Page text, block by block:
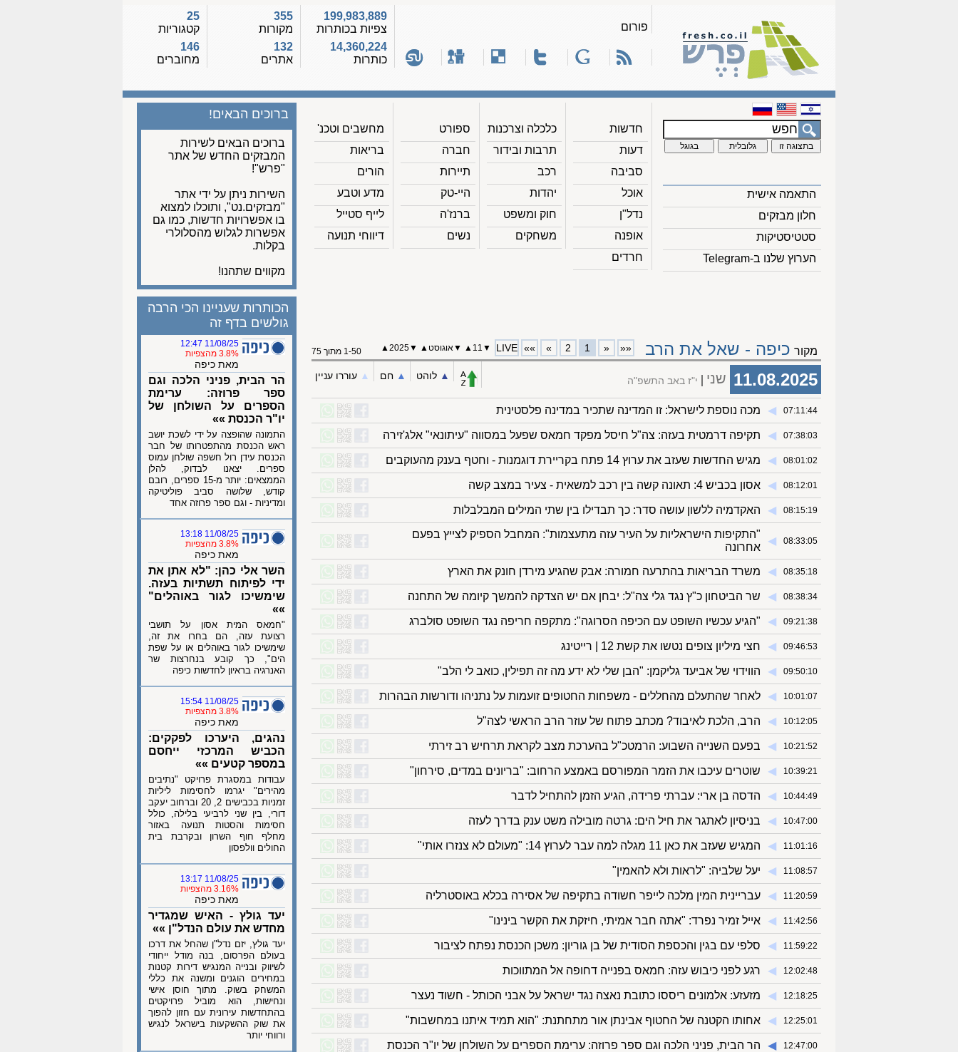
פורום
199,983,889
צפיות בכותרות
14,360,224
כותרות
355
מקורות
132
אתרים
25
קטגוריות
146
מחוברים
התאמה אישית
חלון מבזקים
סטטיסטיקות
הערוץ שלנו ב-Telegram
חדשות
דעות
סביבה
אוכל
נדל"ן
אופנה
חרדים
כלכלה וצרכנות
תרבות ובידור
רכב
יהדות
חוק ומשפט
משחקים
ספורט
חברה
תיירות
היי-טק
ברנז'ה
נשים
מחשבים וטכנ'
בריאות
הורים
מדע וטבע
לייף סטייל
דיווחי תנועה
ברוכים הבאים!
ברוכים הבאים לשירות
המבזקים החדש של אתר
"פרש"!
השירות ניתן על ידי אתר
"מבזקים.נט", ותוכלו למצוא
בו אפשרויות חדשות, כמו גם
אפשרות לגלוש מהסלולרי
בקלות.
מקווים שתהנו!
מקור כיפה - שאל את הרב ««
«
1
2
»
»»
LIVE
▼
11
▲
▼אוגוסט ▲
▼
2025▲ 1-50 מתוך 75
11.08.2025 שני י"ז באב התשפ"ה ▲︎ לוהט ▲︎ חם ▲︎ עוררו עניין
07:11:44
◀︎ מכה נוספת לישראל: זו המדינה שתכיר במדינה פלסטינית
07:38:03
◀︎ תקיפה דרמטית בעזה: צה"ל חיסל מפקד חמאס שפעל במסווה "עיתונאי" אלג'זירה
08:01:02
◀︎ מגיש החדשות שעזב את ערוץ 14 פתח בקריירת דוגמנות - וחטף בענק מהעוקבים
08:12:01
◀︎ אסון בכביש 4: תאונה קשה בין רכב למשאית - צעיר במצב קשה
08:15:19
◀︎ האקדמיה ללשון עושה סדר: כך תבדילו בין שתי המילים המבלבלות
08:33:05
◀︎
"התקיפות הישראליות על העיר עזה מתעצמות": המחבל הספיק לצייץ בפעם
אחרונה
08:35:18
◀︎ משרד הבריאות בהתרעה חמורה: אבק שהגיע מירדן חונק את הארץ
08:38:34
◀︎ שר הביטחון כ"ץ נגד גלי צה"ל: יבחן אם יש הצדקה להמשך קיומה של התחנה
09:21:38
◀︎ "הגיע עכשיו השופט עם הכיפה הסרוגה": מתקפה חריפה נגד השופט סולברג
09:46:53
◀︎ חצי מיליון צופים נטשו את קשת 12 | רייטינג
09:50:10
◀︎ הווידוי של אביעד גליקמן: "הבן שלי לא ידע מה זה תפילין, כואב לי הלב"
10:01:07
◀︎ לאחר שהתעלם מהחללים - משפחות החטופים זועמות על נתניהו ודורשות הבהרות
10:12:05
◀︎ הרב, הלכת לאיבוד? מכתב פתוח של עוזר הרב הראשי לצה"ל
10:21:52
◀︎ בפעם השנייה השבוע: הרמטכ"ל בהערכת מצב לקראת תרחיש רב זירתי
10:39:21
◀︎ שוטרים עיכבו את הזמר המפורסם באמצע הרחוב: "בריונים במדים, סירחון"
10:44:49
◀︎ הדסה בן ארי: עברתי פרידה, הגיע הזמן להתחיל לדבר
10:47:00
◀︎ בניסיון לאתגר את חיל הים: גרטה מובילה משט ענק בדרך לעזה
11:01:16
◀︎ המגיש שעזב את כאן 11 מגלה למה עבר לערוץ 14: "מעולם לא צנזרו אותי"
11:08:57
◀︎ יעל שלביה: "לראות ולא להאמין"
11:20:59
◀︎ עבריינית המין מלכה לייפר חשודה בתקיפה של אסירה בכלא באוסטרליה
11:42:56
◀︎ אייל זמיר נפרד: "אתה חבר אמיתי, חיזקת את הקשר בינינו"
11:59:22
◀︎ סלפי עם בגין והכספת הסודית של בן גוריון: משכן הכנסת נפתח לציבור
12:02:48
◀︎ רגע לפני כיבוש עזה: חמאס בפנייה דחופה אל המתווכות
12:18:25
◀︎ מזעזע: אלמונים ריססו כתובת נאצה נגד ישראל על אבני הכותל - חשוד נעצר
12:25:01
◀︎ אחותו הקטנה של החטוף אבינתן אור מתחתנת: "הוא תמיד איתנו במחשבות"
12:47:00
◀︎ הר הבית, פניני הלכה וגם ספר פרוזה: ערימת הספרים על השולחן של יו"ר הכנסת
הכותרות שעניינו הכי הרבה
גולשים בדף זה
11/08/25 12:47
3.8% מהצפיות
מאת כיפה
הר הבית, פניני הלכה וגם
ספר פרוזה: ערימת
הספרים על השולחן של
יו"ר הכנסת »»
התמונה שהופצה על ידי לשכת יושב
ראש הכנסת מהתפטרותו של חבר
הכנסת עידן רול חשפה שולחן עמוס
ספרים. יצאנו לבדוק, להלן
הממצאים: יותר מ-15 ספרים, רובם
קודש, שלושה סביב פוליטיקה
ומדיניות - וגם ספר פרוזה אחד
11/08/25 13:18
3.8% מהצפיות
מאת כיפה
השר אלי כהן: "לא אתן את
ידי לפיתוח תשתיות בעזה.
שימשיכו לגור באוהלים"
»»
"חמאס המית אסון על תושבי
רצועת עזה, הם בחרו את זה,
שימשיכו לגור באוהלים או על שפת
הים", כך קובע בנחרצות שר
האנרגיה בראיון לחדשות כיפה
11/08/25 15:54
3.8% מהצפיות
מאת כיפה
נהגים, היערכו לפקקים:
הכביש המרכזי ייחסם
במספר קטעים »»
עבודות במסגרת פרויקט "נתיבים
מהירים" יגרמו לחסימות ליליות
זמניות בכבישים 2, 20 וברחוב יעקב
דורי, בין שני לרביעי בלילה, כולל
חסימות והסטות תנועה באזור
מחלף חוף השרון ובקרבת בית
החולים וולפסון
11/08/25 13:17
3.16% מהצפיות
מאת כיפה
יעד גולץ - האיש שמגדיר
מחדש את עולם הנדל"ן »»
יעד גולץ, יזם נדל"ן שהחל את דרכו
בעולם הפרסום, בנה מודל ייחודי
לשיווק ובנייה המנגיש דירות קטנות
במחירים הוגנים ומשנה את כללי
המשחק בשוק. מתוך חוסן אישי
ונחישות, הוא מוביל פרויקטים
בהתחדשות עירונית עם חזון להפוך
את שוק ההשקעות בישראל לנגיש
ורווחי יותר